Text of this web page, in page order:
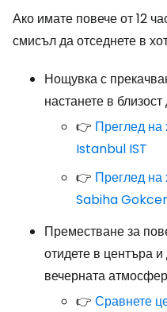
Ако имате повече от 12
смисъл да отседнете в
Нощувка с
настанете в
👉 Преглед на
Istanbul IST
👉 Преглед на
Sabiha
Преместване за
отидете в центъра
вечерната
👉 Сравнете